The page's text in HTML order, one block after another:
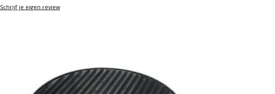
Schrijf je eigen review